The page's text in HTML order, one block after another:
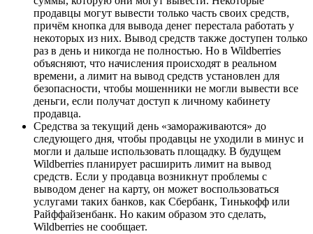
продавцы могут вывести только часть своих средств,
причём кнопка для вывода денег перестала работать у
некоторых из них. Вывод средств также доступен только
раз в день и никогда не полностью. Но в Wildberries
объясняют, что начисления происходят в реальном
времени, а лимит на вывод средств установлен для
безопасности, чтобы мошенники не могли вывести все
деньги, если получат доступ к личному кабинету
продавца.
Средства за текущий день «замораживаются» до
следующего дня, чтобы продавцы не уходили в минус и
могли и дальше использовать площадку. В будущем
Wildberries планирует расширить лимит на вывод
средств. Если у продавца возникнут проблемы с
выводом денег на карту, он может воспользоваться
услугами таких банков, как Сбербанк, Тинькофф или
Райффайзенбанк. Но каким образом это сделать,
Wildberries не сообщает.